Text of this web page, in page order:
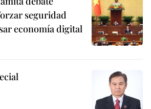
seguridad
economía digital